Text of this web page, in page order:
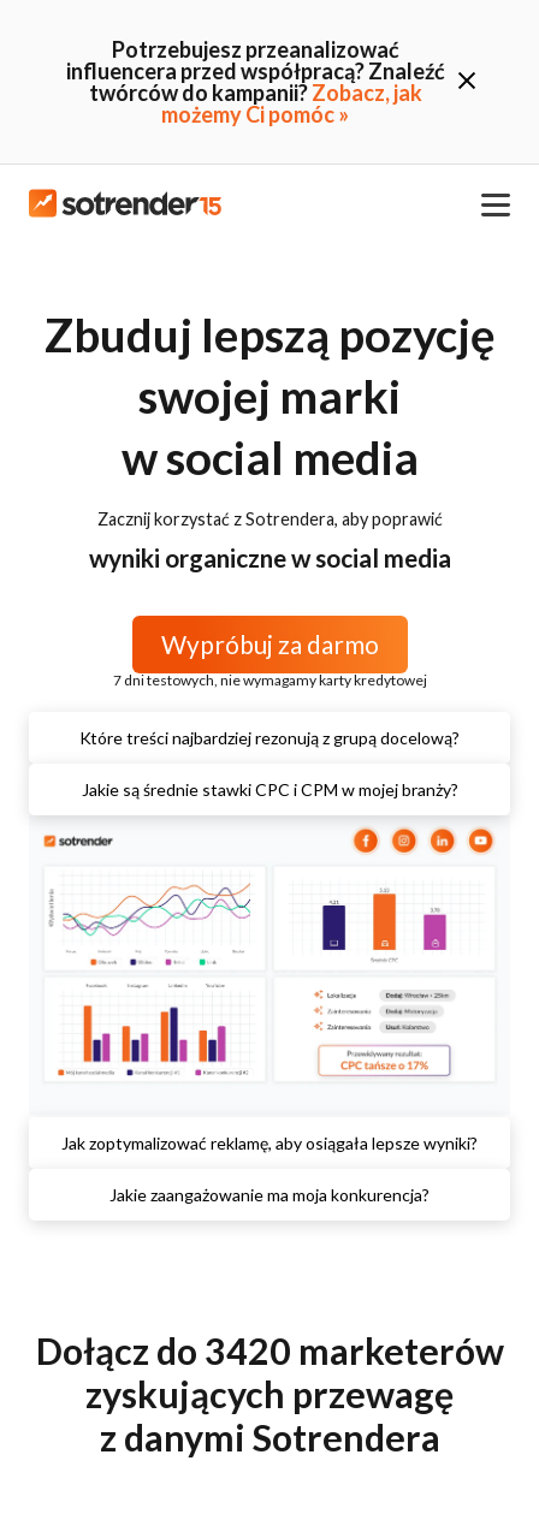
Potrzebujesz przeanalizować
influencera przed współpracą? Znaleźć
twórców do kampanii?Zobacz, jak
możemy Ci pomóc »
Zbuduj lepszą pozycję
swojej marki
w social media
Zacznij korzystać z Sotrendera, aby poprawić
wyniki organiczne w social media
Wypróbuj za darmo
7 dni testowych, nie wymagamy karty kredytowej
Które treści najbardziej rezonują z grupą docelową?
Jakie są średnie stawki CPC i CPM w mojej branży?
Jak zoptymalizować reklamę, aby osiągała lepsze wyniki?
Jakie zaangażowanie ma moja konkurencja?
Dołącz do 3420 marketerów
zyskujących przewagę
z danymi Sotrendera